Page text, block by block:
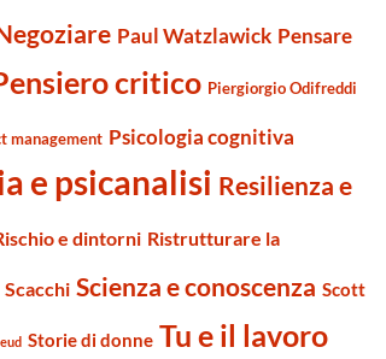
Paul Watzlawick Pensare
critico Piergiorgio Odifreddi
management Psicologia cognitiva
e psicanalisi Resilienza e
e dintorni Ristrutturare la
Scacchi Scienza e conoscenza Scott
Storie di donne Tu e il lavoro